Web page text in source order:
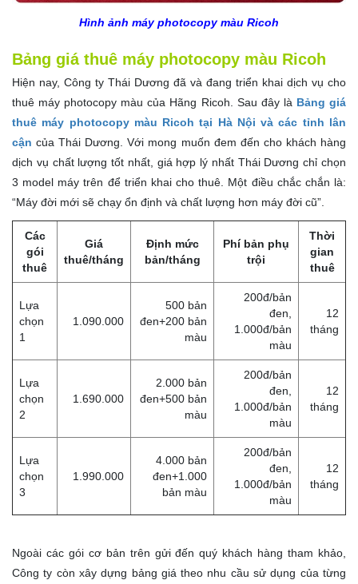
Hình ảnh máy photocopy màu Ricoh
Bảng giá thuê máy photocopy màu Ricoh
Hiện nay, Công ty Thái Dương đã và đang triển khai dịch vụ cho
thuê máy photocopy màu của Hãng Ricoh. Sau đây là Bảng giá
thuê máy photocopy màu Ricoh tại Hà Nội và các tỉnh lân
cận của Thái Dương. Với mong muốn đem đến cho khách hàng
dịch vụ chất lượng tốt nhất, giá hợp lý nhất Thái Dương chỉ chọn
3 model máy trên để triển khai cho thuê. Một điều chắc chắn là:
“Máy đời mới sẽ chạy ổn định và chất lượng hơn máy đời cũ”.
Các
gói
thuê
Giá
thuê/tháng
Định mức
bản/tháng
Phí bản phụ
trội
Thời
gian
thuê
Lựa
chọn
1
1.090.000
500 bản
đen+200 bản
màu
200đ/bản
đen,
1.000đ/bản
màu
12
tháng
Lựa
chọn
2
1.690.000
2.000 bản
đen+500 bản
màu
200đ/bản
đen,
1.000đ/bản
màu
12
tháng
Lựa
chọn
3
1.990.000
4.000 bản
đen+1.000
bản màu
200đ/bản
đen,
1.000đ/bản
màu
12
tháng
Ngoài các gói cơ bản trên gửi đến quý khách hàng tham khảo,
Công ty còn xây dựng bảng giá theo nhu cầu sử dụng của từng